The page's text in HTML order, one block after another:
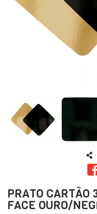
PRATO CARTÃO
FACE OURO/